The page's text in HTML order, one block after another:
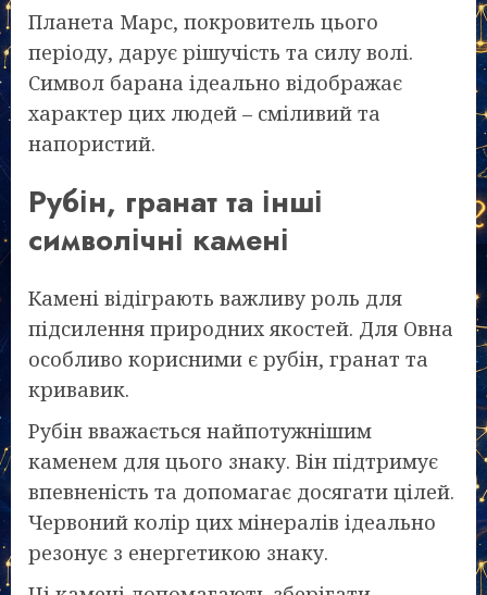
Планета Марс, покровитель цього
періоду, дарує рішучість та силу волі.
Символ барана ідеально відображає
характер цих людей – сміливий та
напористий.
Рубін, гранат та інші
символічні камені
Камені відіграють важливу роль для
підсилення природних якостей. Для Овна
особливо корисними є рубін, гранат та
кривавик.
Рубін вважається найпотужнішим
каменем для цього знаку. Він підтримує
впевненість та допомагає досягати цілей.
Червоний колір цих мінералів ідеально
резонує з енергетикою знаку.